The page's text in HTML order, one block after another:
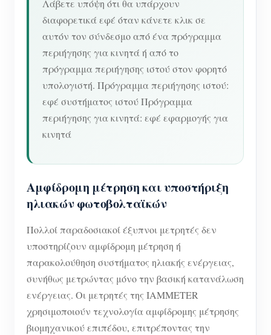
Λάβετε υπόψη ότι θα υπάρχουν
διαφορετικά εφέ όταν κάνετε κλικ σε
αυτόν τον σύνδεσμο από ένα πρόγραμμα
περιήγησης για κινητά ή από το
πρόγραμμα περιήγησης ιστού στον φορητό
υπολογιστή. Πρόγραμμα περιήγησης ιστού:
εφέ συστήματος ιστού Πρόγραμμα
περιήγησης για κινητά: εφέ εφαρμογής για
κινητά
Αμφίδρομη μέτρηση και υποστήριξη
ηλιακών φωτοβολταϊκών
Πολλοί παραδοσιακοί έξυπνοι μετρητές δεν
υποστηρίζουν αμφίδρομη μέτρηση ή
παρακολούθηση συστήματος ηλιακής ενέργειας,
συνήθως μετρώντας μόνο την βασική κατανάλωση
ενέργειας. Οι μετρητές της IAMMETER
χρησιμοποιούν τεχνολογία αμφίδρομης μέτρησης
βιομηχανικού επιπέδου, επιτρέποντας την